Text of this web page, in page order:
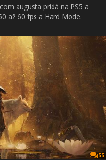
augusta pridá na PS5 a
až 60 fps a Hard Mode.
55